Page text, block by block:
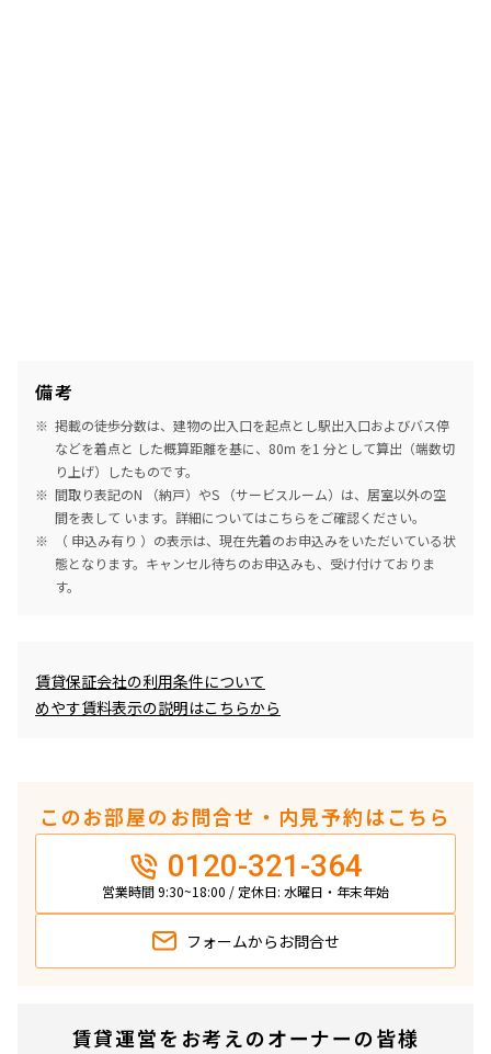
備考
掲載の徒歩分数は、建物の出入口を起点とし駅出入口およびバス停
などを着点と した概算距離を基に、80m を1 分として算出（端数切
り上げ）したものです。
間取り表記のN （納戸）やS （サービスルーム）は、居室以外の空
間を表して います。詳細についてはこちらをご確認ください。
（ 申込み有り ）の表示は、現在先着のお申込みをいただいている状
態となります。キャンセル待ちのお申込みも、受け付けておりま
す。
賃貸保証会社の利用条件について
めやす賃料表示の説明はこちらから
このお部屋のお問合せ・内見予約はこちら
0120-321-364
営業時間 9:30~18:00 / 定休日: 水曜日・年末年始
フォームから お問合せ
賃貸運営をお考えのオーナーの皆様